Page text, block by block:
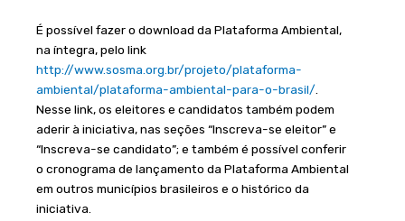
É possível fazer o download da Plataforma Ambiental,
na íntegra, pelo link
http://www.sosma.org.br/projeto/plataforma-
ambiental/plataforma-ambiental-para-o-brasil/
Nesse link, os eleitores e candidatos também podem
aderir à iniciativa, nas seções “Inscreva-se eleitor” e
“Inscreva-se candidato”; e também é possível conferir
o cronograma de lançamento da Plataforma Ambiental
em outros municípios brasileiros e o histórico da
iniciativa.